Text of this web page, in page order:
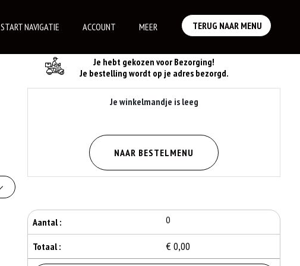
START NAVIGATIE ACCOUNT MEER TERUG NAAR MENU
Je hebt gekozen voor Bezorging!
Je bestelling wordt op je adres bezorgd.
Je winkelmandje is leeg
NAAR BESTELMENU
Aantal : 0
Totaal : € 0,00
Je Bestelling